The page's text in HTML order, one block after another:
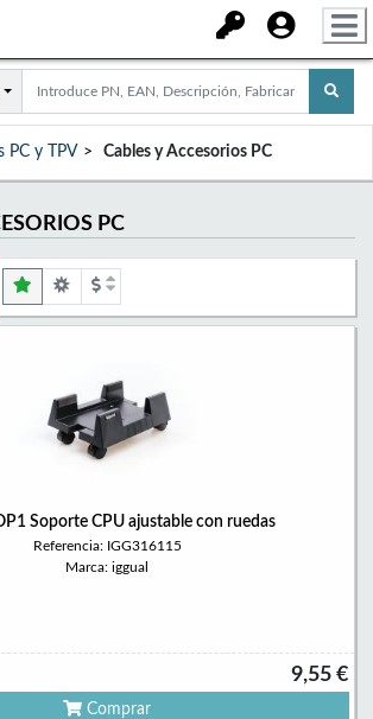
PC y TPV Cables y Accesorios PC
PC
Soporte CPU ajustable con ruedas
Referencia: IGG316115
Marca: iggual
9,55 €
Comprar